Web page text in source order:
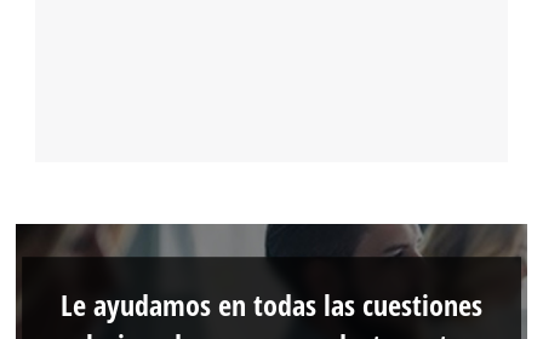
Le ayudamos en todas las cuestiones